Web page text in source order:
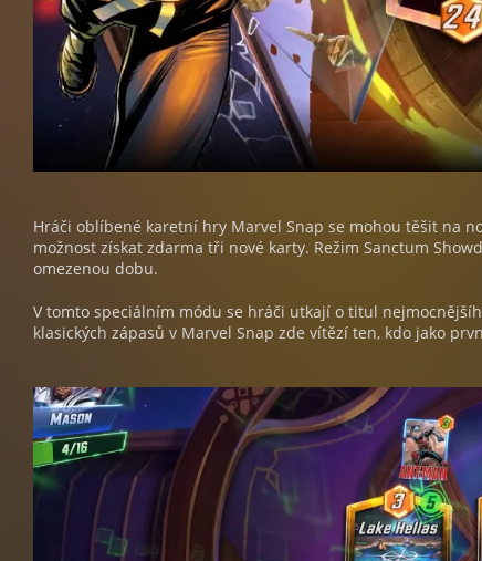
Hráči oblíbené karetní hry Marvel Snap se mohou těšit na
možnost získat zdarma tři nové karty. Režim Sanctum
omezenou dobu.
V tomto speciálním módu se hráči utkají o titul
klasických zápasů v Marvel Snap zde vítězí ten, kdo jako